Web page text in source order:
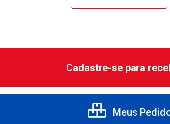
Cadastre-se para
Meus